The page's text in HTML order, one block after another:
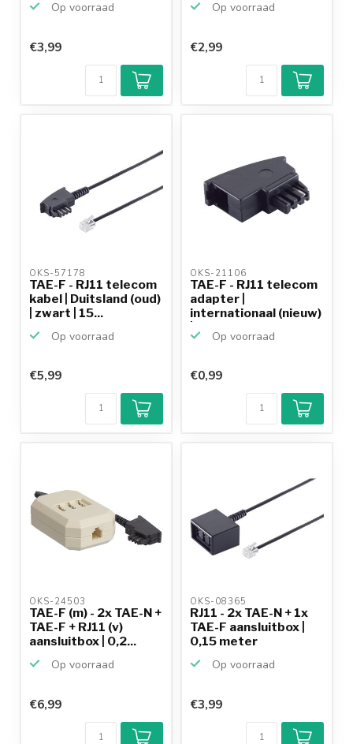
Op voorraad
€3,99
Op voorraad
€2,99
OKS-57178
TAE-F - RJ11 telecom
kabel | Duitsland (oud)
| zwart | 15...
Op voorraad
€5,99
OKS-21106
TAE-F - RJ11 telecom
adapter |
internationaal (nieuw)
| z...
Op voorraad
€0,99
OKS-24503
TAE-F (m) - 2x TAE-N +
TAE-F + RJ11 (v)
aansluitbox | 0,2...
Op voorraad
€6,99
OKS-08365
RJ11 - 2x TAE-N + 1x
TAE-F aansluitbox |
0,15 meter
Op voorraad
€3,99